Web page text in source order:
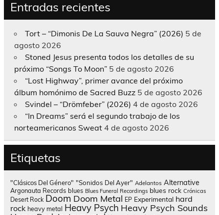
Entradas recientes
Tort – “Dimonis De La Sauva Negra” (2026) 5 de
agosto 2026
Stoned Jesus presenta todos los detalles de su
próximo “Songs To Moon” 5 de agosto 2026
“Lost Highway”, primer avance del próximo
álbum homónimo de Sacred Buzz 5 de agosto 2026
Svindel – “Drömfeber” (2026) 4 de agosto 2026
“In Dreams” será el segundo trabajo de los
norteamericanos Sweat 4 de agosto 2026
Etiquetas
"Clásicos Del Género" "Sonidos Del Ayer" Adelantos Alternative
Argonauta Records blues Blues Funeral Recordings blues rock Crónicas
Desert Rock Doom Doom Metal EP Experimental hard
rock heavy metal Heavy Psych Heavy Psych Sounds